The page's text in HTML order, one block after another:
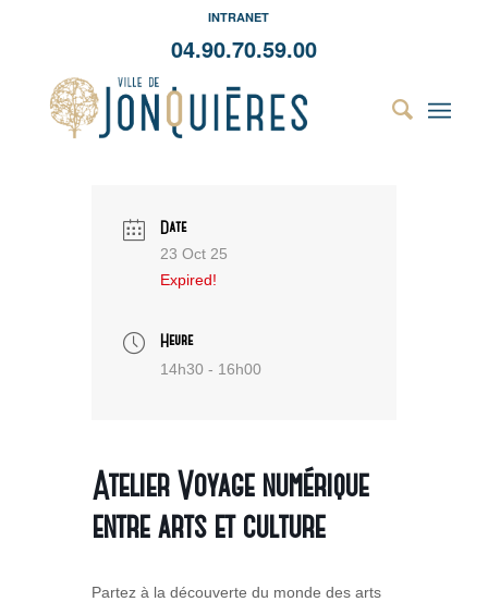
INTRANET
04.90.70.59.00
Date
23 Oct 25
Expired!
Heure
14h30 - 16h00
Atelier Voyage numérique
entre arts et culture
Partez à la découverte du monde des arts